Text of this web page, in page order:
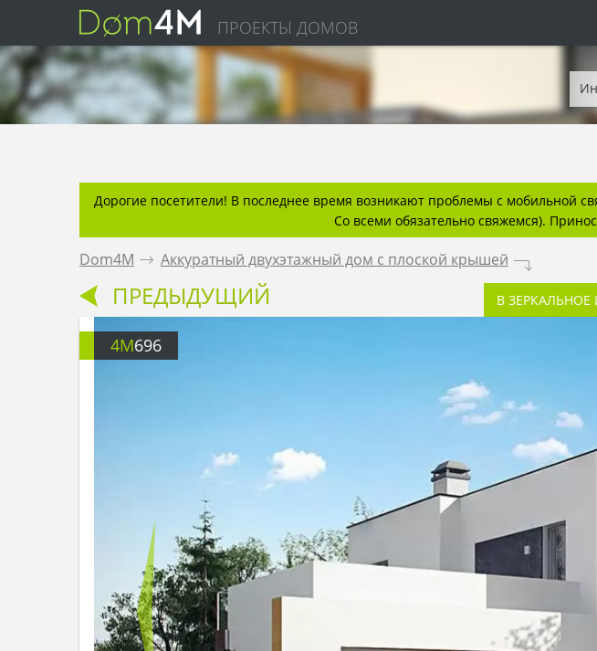
ПРОЕКТЫ ДОМОВ
Дорогие посетители! В последнее время возникают проблемы с мобильной
Со всеми обязательно свяжемся).
Dom4M . Аккуратный двухэтажный дом с плоской крышей .
ПРЕДЫДУЩИЙ В
4M696